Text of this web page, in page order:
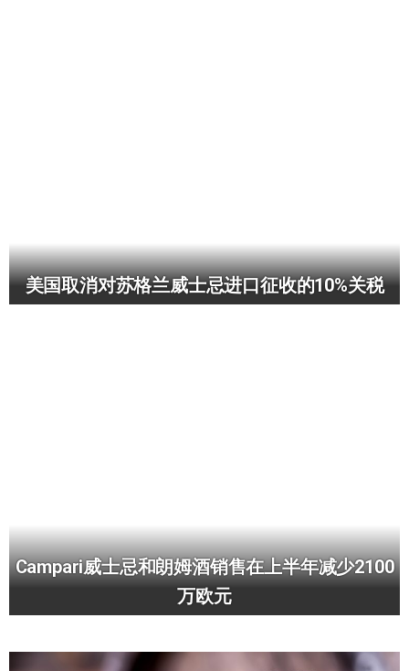
美国取消对苏格兰威士忌进口征收的10%关税
Campari威士忌和朗姆酒销售在上半年减少2100
万欧元